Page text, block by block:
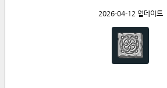
2026-04-12 업데이트